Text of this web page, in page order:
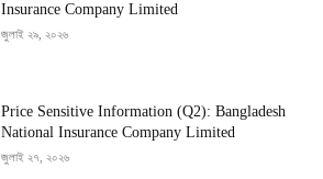
Insurance Company Limited
জুলাই ২৯, ২০২৬
Price Sensitive Information (Q2): Bangladesh
National Insurance Company Limited
জুলাই ২৭, ২০২৬